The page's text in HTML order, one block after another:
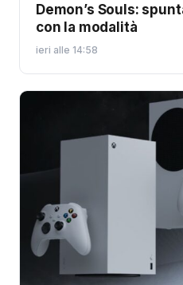
Demon’s Souls:
con la modalità
ieri alle 14:58